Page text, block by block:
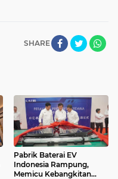
SHARE
Pabrik Baterai EV
Indonesia Rampung,
Memicu Kebangkitan